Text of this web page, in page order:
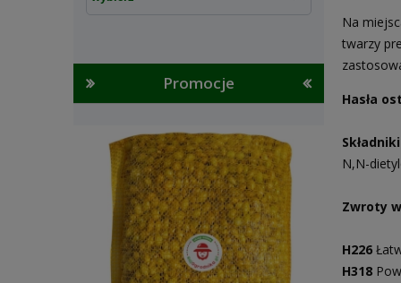
Promocje
Na
twarzy
Hasła
Ν,Ν-
Zwroty
H226
H318